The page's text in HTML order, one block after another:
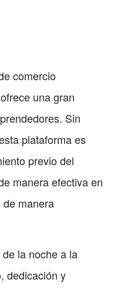
comercio
una gran
Sin
plataforma es
previo del
manera efectiva en
manera
la noche a la
dedicación y